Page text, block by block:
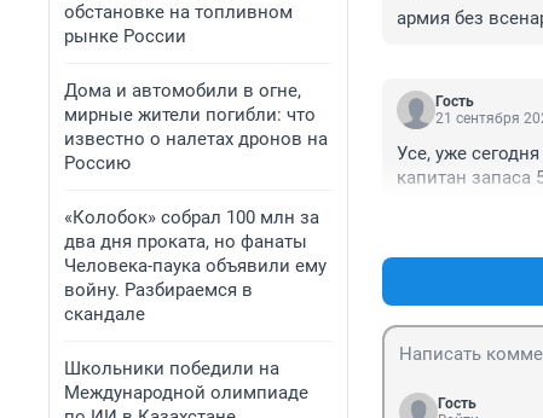
обстановке на топливном
рынке России
Дома и автомобили в огне,
мирные жители погибли: что
известно о налетах дронов на
Россию
«Колобок» собрал 100 млн за
два дня проката, но фанаты
Человека-паука объявили ему
войну. Разбираемся в
скандале
Школьники победили на
Международной олимпиаде
армия без
Гость
21 сентября
Усе, уже
капитан запаса
Гость